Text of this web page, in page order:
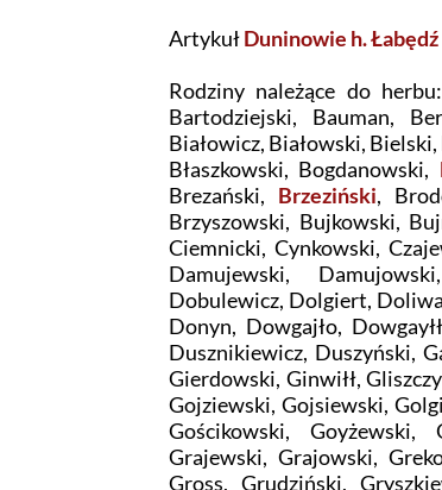
ArtykułDuninowie h. Łabędź
Rodziny należące do
Bartodziejski, Bauman,
Białowicz, Białowski,
Błaszkowski, Bogdanowski,
Brezański, Brzeziński,
Brzyszowski, Bujkowski,
Ciemnicki, Cynkowski,
Damujewski,
Dobulewicz, Dolgiert,
Donyn, Dowgajło,
Dusznikiewicz, Duszyński,
Gierdowski, Ginwiłł,
Gojziewski, Gojsiewski,
Gościkowski, Goyżewski,
Grajewski, Grajowski,
Gross, Grudziński,